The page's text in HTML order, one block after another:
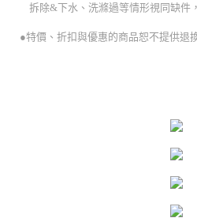
拆除&下水、洗滌過等情形視同缺件
●特價、折扣與優惠的商品恕不提供退